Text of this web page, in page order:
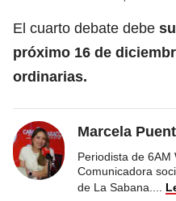
El cuarto debate debe
próximo 16 de
ordinarias.
Marcela
Periodista de 6AM
Comunicadora
de La Sabana.